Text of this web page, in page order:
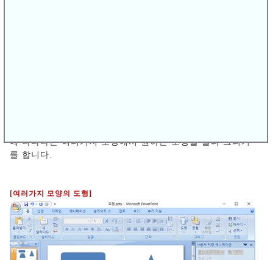
에 나타나는 여러가지 모양에서 원하는 도형을 골라 그리기
를 합니다.
[여러가지 모양의 도형]